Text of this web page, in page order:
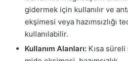
gidermek için kullanılır ve
ekşimesi veya hazımsızlığı
kullanılabilir.
Kullanım Alanları: Kısa